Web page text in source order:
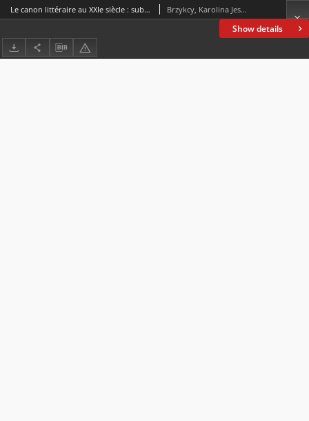
Show details
Le canon littéraire au XXIe siècle : subversion intelligente et la consommation de l’orthodoxie Brzykcy, Karolina Jessica